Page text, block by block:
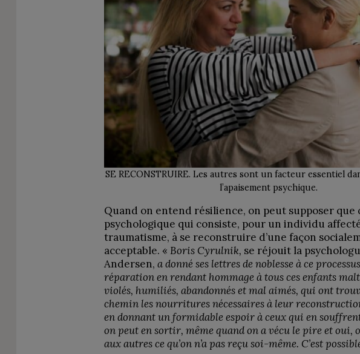
SE RECONSTRUIRE. Les autres sont un facteur essentiel
l’apaisement psychique.
Quand on entend résilience, on peut supposer que
psychologique qui consiste, pour un individu
traumatisme, à se reconstruire d’une façon
acceptable. « Boris Cyrulnik, se réjouit la
Andersen, a donné ses lettres de noblesse à ce
réparation en rendant hommage à tous ces enfants
violés, humiliés, abandonnés et mal aimés, qui ont
chemin les nourritures nécessaires à leur
en donnant un formidable espoir à ceux qui en
on peut en sortir, même quand on a vécu le pire et oui,
aux autres ce qu’on n’a pas reçu soi-même. C’est